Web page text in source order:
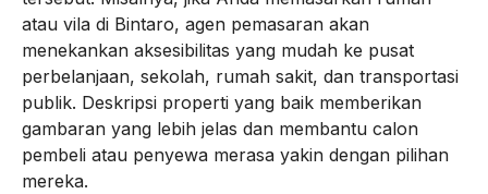
atau vila di Bintaro, agen pemasaran akan
menekankan aksesibilitas yang mudah ke pusat
perbelanjaan, sekolah, rumah sakit, dan transportasi
publik. Deskripsi properti yang baik memberikan
gambaran yang lebih jelas dan membantu calon
pembeli atau penyewa merasa yakin dengan pilihan
mereka.